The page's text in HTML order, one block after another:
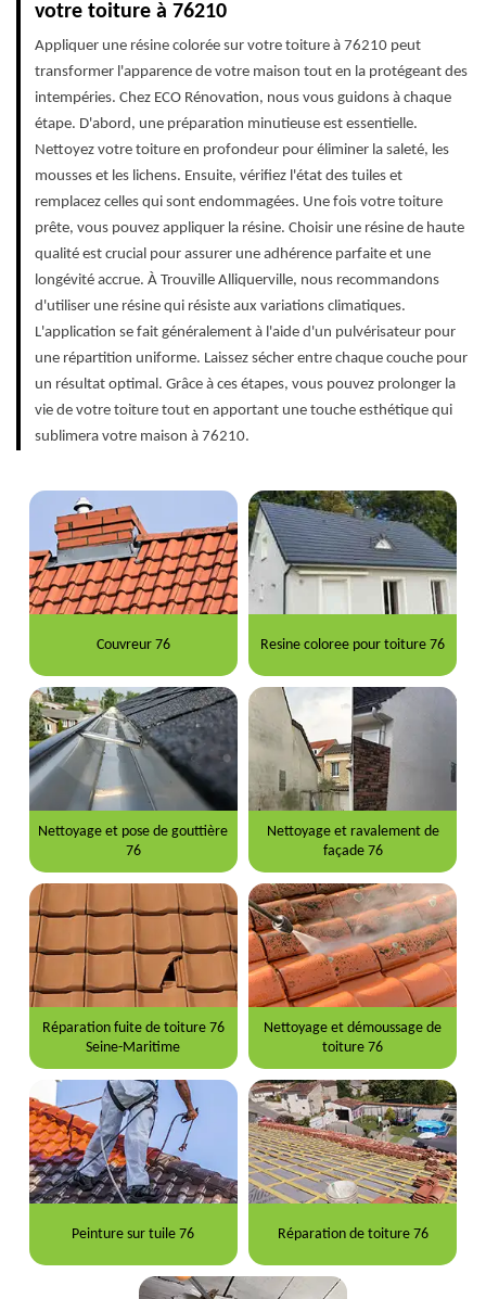
votre toiture à 76210
Appliquer une résine colorée sur votre toiture à 76210 peut
transformer l'apparence de votre maison tout en la protégeant des
intempéries. Chez ECO Rénovation, nous vous guidons à chaque
étape. D'abord, une préparation minutieuse est essentielle.
Nettoyez votre toiture en profondeur pour éliminer la saleté, les
mousses et les lichens. Ensuite, vérifiez l'état des tuiles et
remplacez celles qui sont endommagées. Une fois votre toiture
prête, vous pouvez appliquer la résine. Choisir une résine de haute
qualité est crucial pour assurer une adhérence parfaite et une
longévité accrue. À Trouville Alliquerville, nous recommandons
d'utiliser une résine qui résiste aux variations climatiques.
L'application se fait généralement à l'aide d'un pulvérisateur pour
une répartition uniforme. Laissez sécher entre chaque couche pour
un résultat optimal. Grâce à ces étapes, vous pouvez prolonger la
vie de votre toiture tout en apportant une touche esthétique qui
sublimera votre maison à 76210.
Couvreur 76 Resine coloree pour toiture 76
Nettoyage et pose de gouttière
76
Nettoyage et ravalement de
façade 76
Réparation fuite de toiture 76
Seine-Maritime
Nettoyage et démoussage de
toiture 76
Peinture sur tuile 76 Réparation de toiture 76